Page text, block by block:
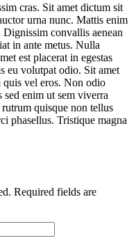
cras. Sit amet dictum sit
urna nunc. Mattis enim
convallis aenean
in ante metus. Nulla
est placerat in egestas
eu volutpat odio. Sit amet
quis vel eros. Non odio
sed enim ut sem viverra
quisque non tellus
phasellus. Tristique magna
Required fields are